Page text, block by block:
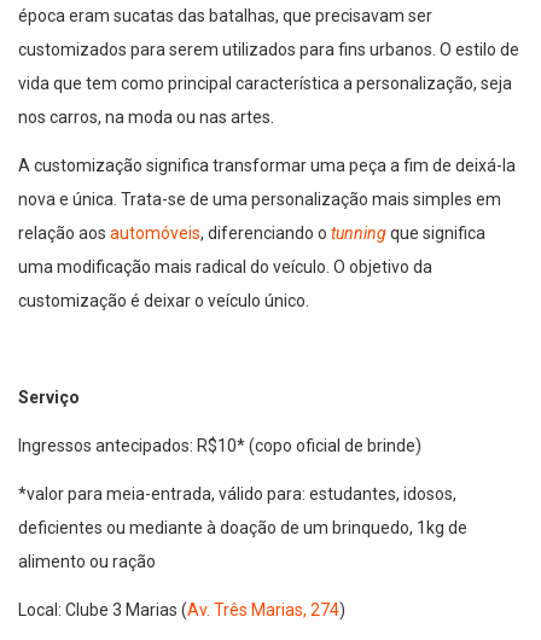
época eram sucatas das batalhas, que precisavam ser
customizados para serem utilizados para fins urbanos. O estilo de
vida que tem como principal característica a personalização, seja
nos carros, na moda ou nas artes.
A customização significa transformar uma peça a fim de deixá-la
nova e única. Trata-se de uma personalização mais simples em
relação aos automóveis, diferenciando o tunningque significa
uma modificação mais radical do veículo. O objetivo da
customização é deixar o veículo único.
Serviço
Ingressos antecipados: R$10* (copo oficial de brinde)
*valor para meia-entrada, válido para: estudantes, idosos,
deficientes ou mediante à doação de um brinquedo, 1kg de
alimento ou ração
Local: Clube 3 Marias (Av. Três Marias, 274)